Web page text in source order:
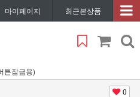
마이페이지 최근본상품
튼잠금용)
0